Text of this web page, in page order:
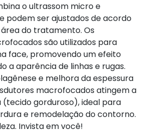
o ultrassom micro e
podem ser ajustados de acordo
do tratamento. Os
são utilizados para
face, promovendo um efeito
a aparência de linhas e rugas.
e melhora da espessura
macrofocados atingem a
gorduroso), ideal para
e remodelação do contorno.
Invista em você!